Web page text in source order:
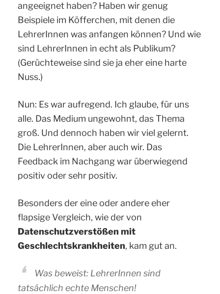
angeeignet haben? Haben wir genug
Beispiele im Köfferchen, mit denen die
LehrerInnen was anfangen können? Und wie
sind LehrerInnen in echt als Publikum?
(Gerüchteweise sind sie ja eher eine harte
Nuss.)
Nun: Es war aufregend. Ich glaube, für uns
alle. Das Medium ungewohnt, das Thema
groß. Und dennoch haben wir viel gelernt.
Die LehrerInnen, aber auch wir. Das
Feedback im Nachgang war überwiegend
positiv oder sehr positiv.
Besonders der eine oder andere eher
flapsige Vergleich, wie der von
Datenschutzverstößen mit
Geschlechtskrankheiten, kam gut an.
Was beweist: LehrerInnen sind
tatsächlich echte Menschen!